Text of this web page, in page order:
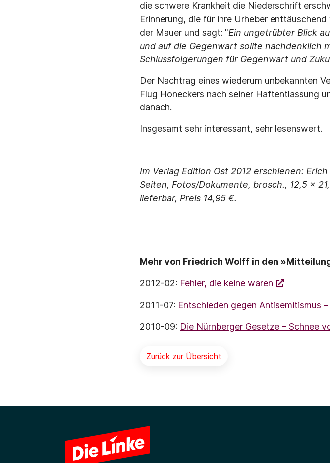
die schwere Krankheit die Niederschrift
Erinnerung, die für ihre Urheber
der Mauer und sagt: "Ein ungetrübter Blick
und auf die Gegenwart sollte nachdenklich
Schlussfolgerungen für Gegenwart und
Der Nachtrag eines wiederum unbekannten
Flug Honeckers nach seiner Haftentlassung
danach.
Insgesamt sehr interessant, sehr lesenswert.
Im Verlag Edition Ost 2012 erschienen:
Seiten, Fotos/Dokumente, brosch., 12,5 x
lieferbar, Preis 14,95 €.
Mehr von Friedrich Wolff in den
2012-02: Fehler, die keine waren
2011-07: Entschieden gegen Antisemitismus
2010-09: Die Nürnberger Gesetze – Schnee
Zurück zur Übersicht